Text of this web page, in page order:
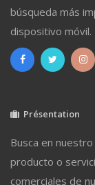
búsqueda más
dispositivo móvil.
Présentation
Busca en
producto o
comerciales de